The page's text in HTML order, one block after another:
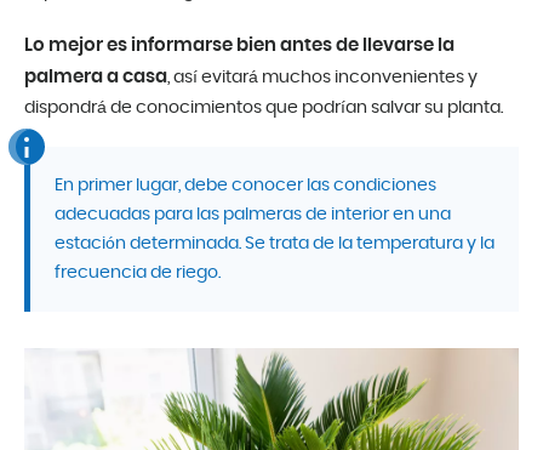
Lo mejor es informarse bien antes de llevarse la
palmera a casa, así evitará muchos inconvenientes y
dispondrá de conocimientos que podrían salvar su planta.
En primer lugar, debe conocer las condiciones
adecuadas para las palmeras de interior en una
estación determinada. Se trata de la temperatura y la
frecuencia de riego.